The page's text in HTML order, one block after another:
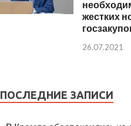
жестких
26.07.2021
ПОСЛЕДНИЕ ЗАПИСИ